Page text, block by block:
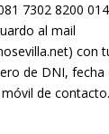
7302 8200
al mail
con
de DNI, fecha
de contacto.